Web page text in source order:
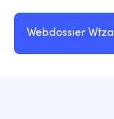
Webdossier Wtza